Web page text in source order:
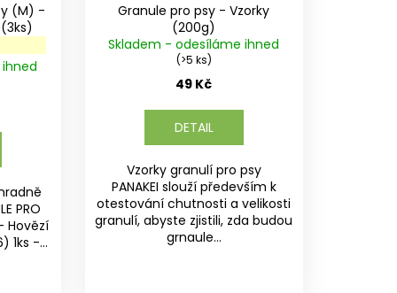
(M) -
PRO
Hovězí
1ks -...
Granule pro psy - Vzorky
(200g)
Skladem - odesíláme ihned
(>5 ks)
49 Kč
DETAIL
Vzorky granulí pro psy
PANAKEI slouží především k
otestování chutnosti a velikosti
granulí, abyste zjistili, zda budou
grnaule...